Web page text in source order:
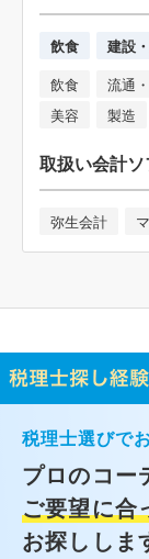
飲食 建設
飲食 流通
美容
製造
取扱い会計ソ
弥生会計
税理士選びで
プロのコー
ご要望に合
お探ししま